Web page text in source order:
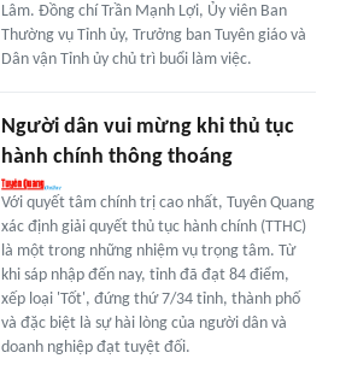
Lâm. Đồng chí Trần Mạnh Lợi, Ủy viên Ban
Thường vụ Tỉnh ủy, Trưởng ban Tuyên giáo và
Dân vận Tỉnh ủy chủ trì buổi làm việc.
Người dân vui mừng khi thủ tục
hành chính thông thoáng
Với quyết tâm chính trị cao nhất, Tuyên Quang
xác định giải quyết thủ tục hành chính (TTHC)
là một trong những nhiệm vụ trọng tâm. Từ
khi sáp nhập đến nay, tỉnh đã đạt 84 điểm,
xếp loại 'Tốt', đứng thứ 7/34 tỉnh, thành phố
và đặc biệt là sự hài lòng của người dân và
doanh nghiệp đạt tuyệt đối.